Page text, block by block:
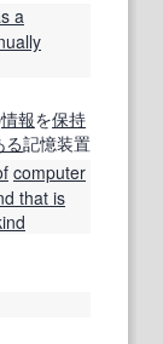
a
情報を保持
る記憶装置
computer
that is